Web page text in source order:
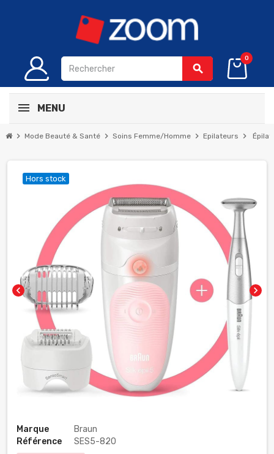
search
0
MENU
chevron_right Mode Beauté & Santé chevron_right Soins Femme/Homme chevron_right Epilateurs chevron_right
chevron_left chevron_right
Hors stock
Marque
Braun
Référence
SES5-820